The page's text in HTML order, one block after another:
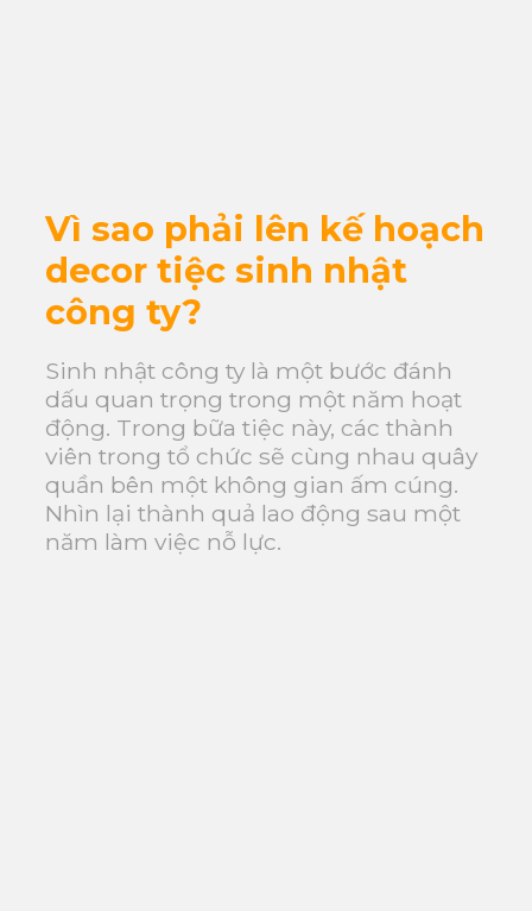
Vì sao phải lên kế hoạch
decor tiệc sinh nhật
công ty?
Sinh nhật công ty là một bước đánh
dấu quan trọng trong một năm hoạt
động. Trong bữa tiệc này, các thành
viên trong tổ chức sẽ cùng nhau quây
quần bên một không gian ấm cúng.
Nhìn lại thành quả lao động sau một
năm làm việc nỗ lực.